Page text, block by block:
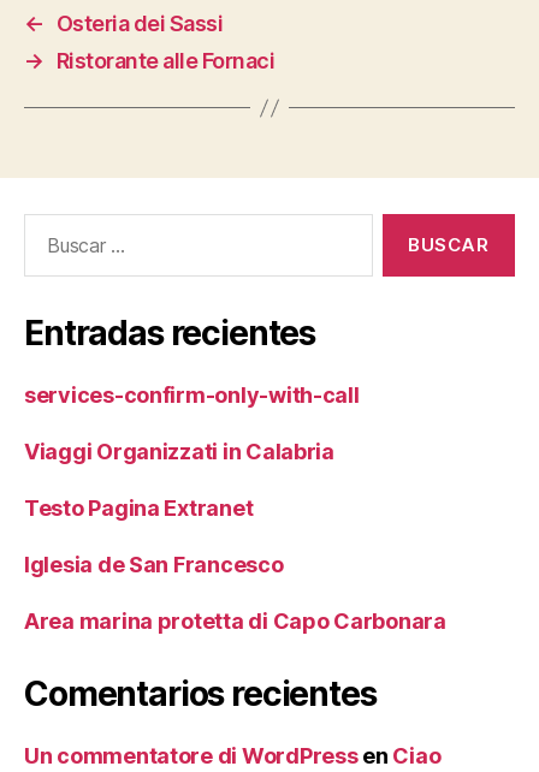
←
Osteria dei Sassi
→
Ristorante alle Fornaci
Entradas recientes
services-confirm-only-with-call
Viaggi Organizzati in Calabria
Testo Pagina Extranet
Iglesia de San Francesco
Area marina protetta di Capo Carbonara
Comentarios recientes
Un commentatore di WordPressen Ciao